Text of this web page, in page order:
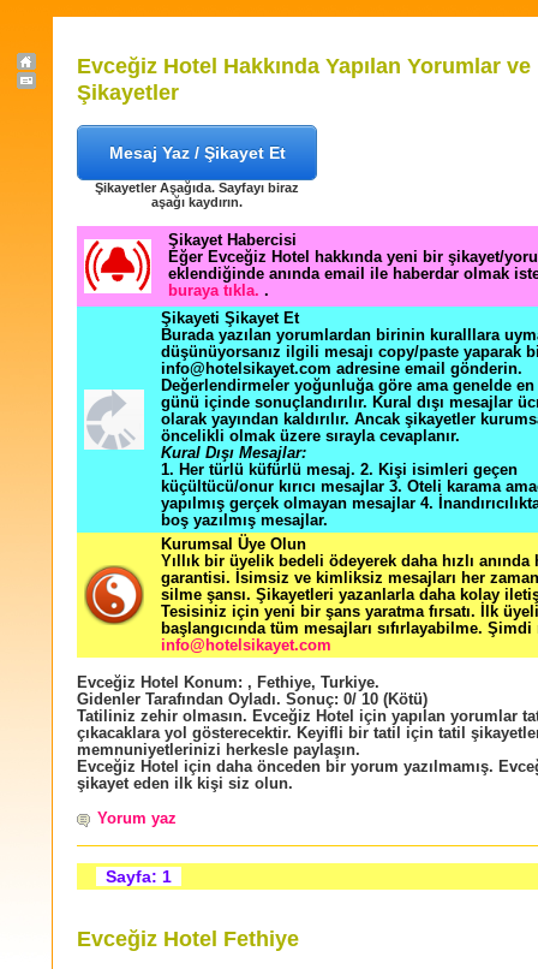
Evceğiz Hotel Hakkında Yapılan Yorumlar ve
Şikayetler
Mesaj Yaz / Şikayet Et
Şikayetler Aşağıda. Sayfayı biraz
aşağı kaydırın.
Şikayet Habercisi
Eğer Evceğiz Hotel hakkında yeni bir şikayet/
eklendiğinde anında email ile haberdar olmak
buraya tıkla. .
Şikayeti Şikayet Et
Burada yazılan yorumlardan birinin kuralllara
düşünüyorsanız ilgili mesajı copy/paste yaparak
info@hotelsikayet.com adresine email gönderin.
Değerlendirmeler yoğunluğa göre ama genelde
günü içinde sonuçlandırılır. Kural dışı mesajlar
olarak yayından kaldırılır. Ancak şikayetler
öncelikli olmak üzere sırayla cevaplanır.
Kural Dışı Mesajlar:
1. Her türlü küfürlü mesaj. 2. Kişi isimleri geçen
küçültücü/onur kırıcı mesajlar 3. Oteli karama
yapılmış gerçek olmayan mesajlar 4.
boş yazılmış mesajlar.
Kurumsal Üye Olun
Yıllık bir üyelik bedeli ödeyerek daha hızlı
garantisi. İsimsiz ve kimliksiz mesajları her zaman
silme şansı. Şikayetleri yazanlarla daha kolay
Tesisiniz için yeni bir şans yaratma fırsatı. İlk
başlangıcında tüm mesajları sıfırlayabilme. Şimdi
info@hotelsikayet.com
Evceğiz Hotel Konum: , Fethiye, Turkiye.
Gidenler Tarafından Oyladı. Sonuç: 0/ 10 (Kötü)
Tatiliniz zehir olmasın. Evceğiz Hotel için yapılan yorumlar
çıkacaklara yol gösterecektir. Keyifli bir tatil için tatil
memnuniyetlerinizi herkesle paylaşın.
Evceğiz Hotel için daha önceden bir yorum yazılmamış.
şikayet eden ilk kişi siz olun.
Yorum yaz
Sayfa: 1
Evceğiz Hotel Fethiye